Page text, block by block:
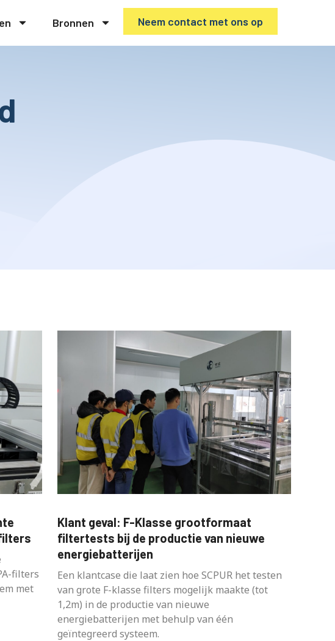
Bronnen Neem contact met ons op
filters
met
Klant geval: F-Klasse grootformaat
filtertests bij de productie van nieuwe
energiebatterijen
Een klantcase die laat zien hoe SCPUR het testen
van grote F-klasse filters mogelijk maakte (tot
1,2m) in de productie van nieuwe
energiebatterijen met behulp van één
geïntegreerd systeem.